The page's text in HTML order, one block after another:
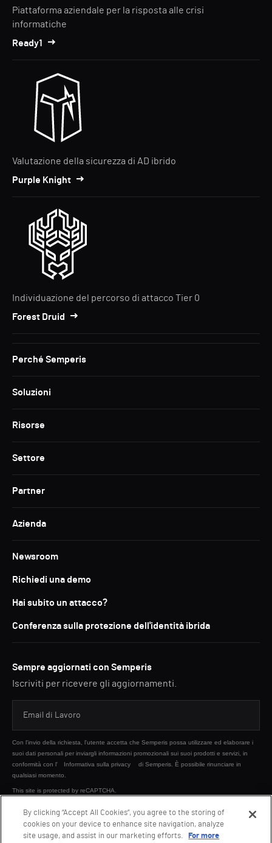
Piattaforma aziendale per la risposta alle crisi
informatiche
Ready1
Valutazione della sicurezza di AD ibrido
Purple Knight
Individuazione del percorso di attacco Tier 0
Forest Druid
Perché Semperis
Soluzioni
Risorse
Settore
Partner
Azienda
Newsroom
Richiedi una demo
Hai subito un attacco?
Conferenza sulla protezione dell'identità ibrida
Sempre aggiornati con Semperis
Iscriviti per ricevere gli aggiornamenti.
Con l'invio della richiesta, l'utente accetta che Semperis possa utilizzare ed elaborare i
suoi dati personali per inviargli informazioni promozionali sui suoi prodotti e servizi, in
conformità con l'
Informativa sulla privacy
di Semperis. È possibile rinunciare in
qualsiasi momento.
This site is protected by reCAPTCHA.
INVIA
By clicking “Accept All Cookies”, you agree to the storing of
cookies on your device to enhance site navigation, analyze
site usage, and assist in our marketing efforts.
For more